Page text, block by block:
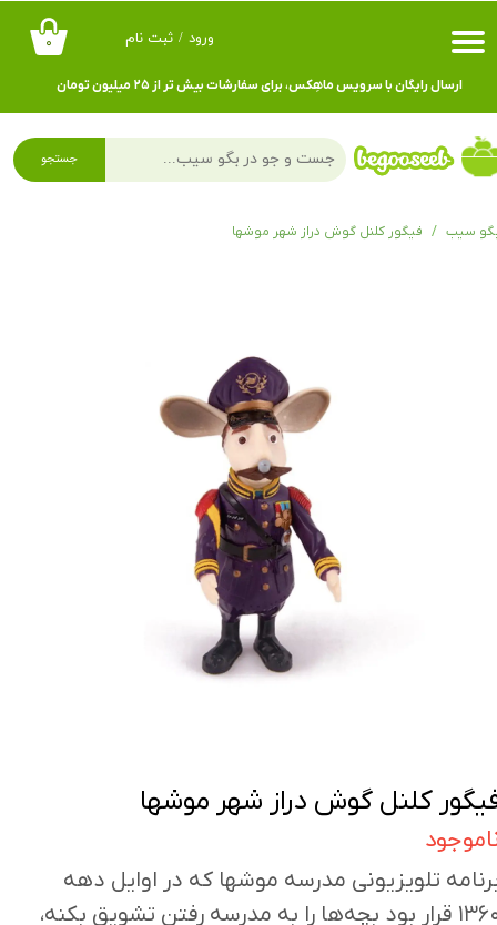
۰ ورود / ثبت نام
حساب کاربری من
تغییر گذر واژه
سفارشات
ارسال رایگان با سرویس ماهِکس، برای سفارشات بیش تر از ۲۵ میلیون تومان
جستجو
سیب فیگور کلنل گوش دراز شهر موشها
کلنل گوش دراز شهر موشها
تلویزیونی مدرسه موشها که در اوایل دهه
۱۳۶۰ قرار بود بچه‌ها را به مدرسه رفتن تشویق بکنه،